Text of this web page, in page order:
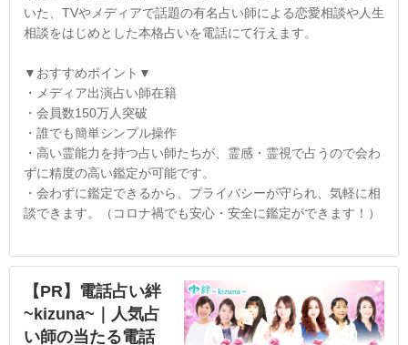
いた、TVやメディアで話題の有名占い師による恋愛相談や人生
相談をはじめとした本格占いを電話にて行えます。
▼おすすめポイント▼
・メディア出演占い師在籍
・会員数150万人突破
・誰でも簡単シンプル操作
・高い霊能力を持つ占い師たちが、霊感・霊視で占うので会わ
ずに精度の高い鑑定が可能です。
・会わずに鑑定できるから、プライバシーが守られ、気軽に相
談できます。（コロナ禍でも安心・安全に鑑定ができます！）
【PR】電話占い絆
~kizuna~｜人気占
い師の当たる電話